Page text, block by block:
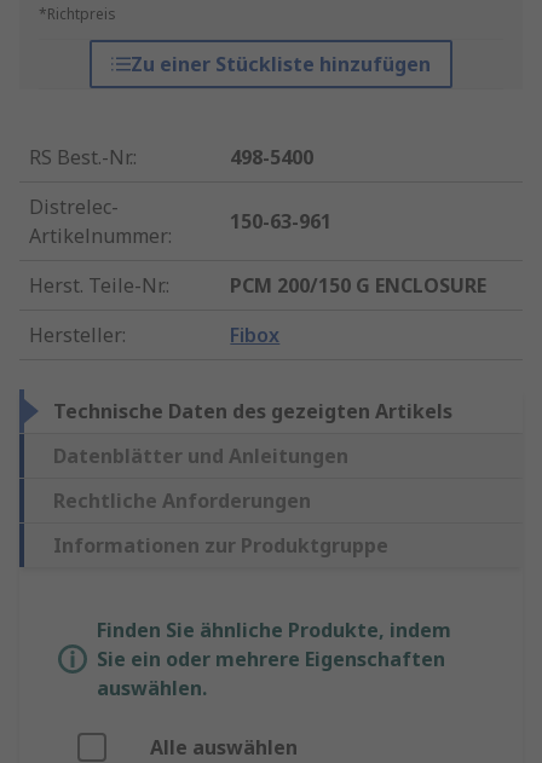
*Richtpreis
Zu einer Stückliste hinzufügen
RS Best.-Nr.:
498-5400
Distrelec-
Artikelnummer:
150-63-961
Herst. Teile-Nr.:
PCM 200/150 G ENCLOSURE
Hersteller: Fibox
Technische Daten des gezeigten Artikels
Datenblätter und Anleitungen
Rechtliche Anforderungen
Informationen zur Produktgruppe
Finden Sie ähnliche Produkte, indem
Sie ein oder mehrere Eigenschaften
auswählen.
Alle auswählen